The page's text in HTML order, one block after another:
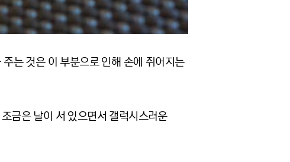
는 것은 이 부분으로 인해 손에 쥐어지는
금은 날이 서 있으면서 갤럭시스러운